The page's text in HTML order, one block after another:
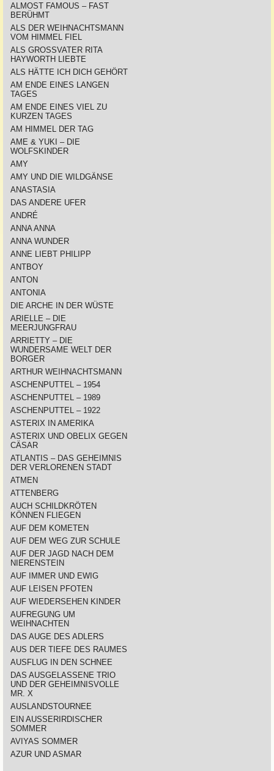
ALMOST FAMOUS – FAST
BERÜHMT
ALS DER WEIHNACHTSMANN
VOM HIMMEL FIEL
ALS GROSSVATER RITA
HAYWORTH LIEBTE
ALS HÄTTE ICH DICH GEHÖRT
AM ENDE EINES LANGEN
TAGES
AM ENDE EINES VIEL ZU
KURZEN TAGES
AM HIMMEL DER TAG
AME & YUKI – DIE
WOLFSKINDER
AMY
AMY UND DIE WILDGÄNSE
ANASTASIA
DAS ANDERE UFER
ANDRÉ
ANNA ANNA
ANNA WUNDER
ANNE LIEBT PHILIPP
ANTBOY
ANTON
ANTONIA
DIE ARCHE IN DER WÜSTE
ARIELLE – DIE
MEERJUNGFRAU
ARRIETTY – DIE
WUNDERSAME WELT DER
BORGER
ARTHUR WEIHNACHTSMANN
ASCHENPUTTEL – 1954
ASCHENPUTTEL – 1989
ASCHENPUTTEL – 1922
ASTERIX IN AMERIKA
ASTERIX UND OBELIX GEGEN
CÄSAR
ATLANTIS – DAS GEHEIMNIS
DER VERLORENEN STADT
ATMEN
ATTENBERG
AUCH SCHILDKRÖTEN
KÖNNEN FLIEGEN
AUF DEM KOMETEN
AUF DEM WEG ZUR SCHULE
AUF DER JAGD NACH DEM
NIERENSTEIN
AUF IMMER UND EWIG
AUF LEISEN PFOTEN
AUF WIEDERSEHEN KINDER
AUFREGUNG UM
WEIHNACHTEN
DAS AUGE DES ADLERS
AUS DER TIEFE DES RAUMES
AUSFLUG IN DEN SCHNEE
DAS AUSGELASSENE TRIO
UND DER GEHEIMNISVOLLE
MR. X
AUSLANDSTOURNEE
EIN AUSSERIRDISCHER
SOMMER
AVIYAS SOMMER
AZUR UND ASMAR